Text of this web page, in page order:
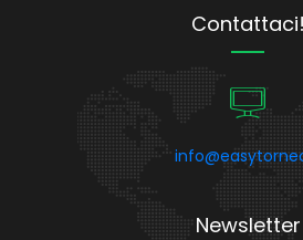
Contattaci!
Newsletter